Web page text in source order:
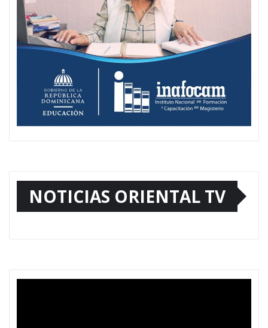
NOTICIAS ORIENTAL TV